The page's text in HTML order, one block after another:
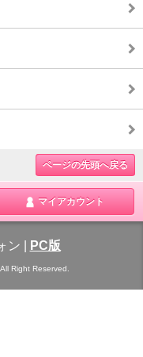
ページの先頭へ戻る
マイアカウント
ン PC版
Right Reserved.